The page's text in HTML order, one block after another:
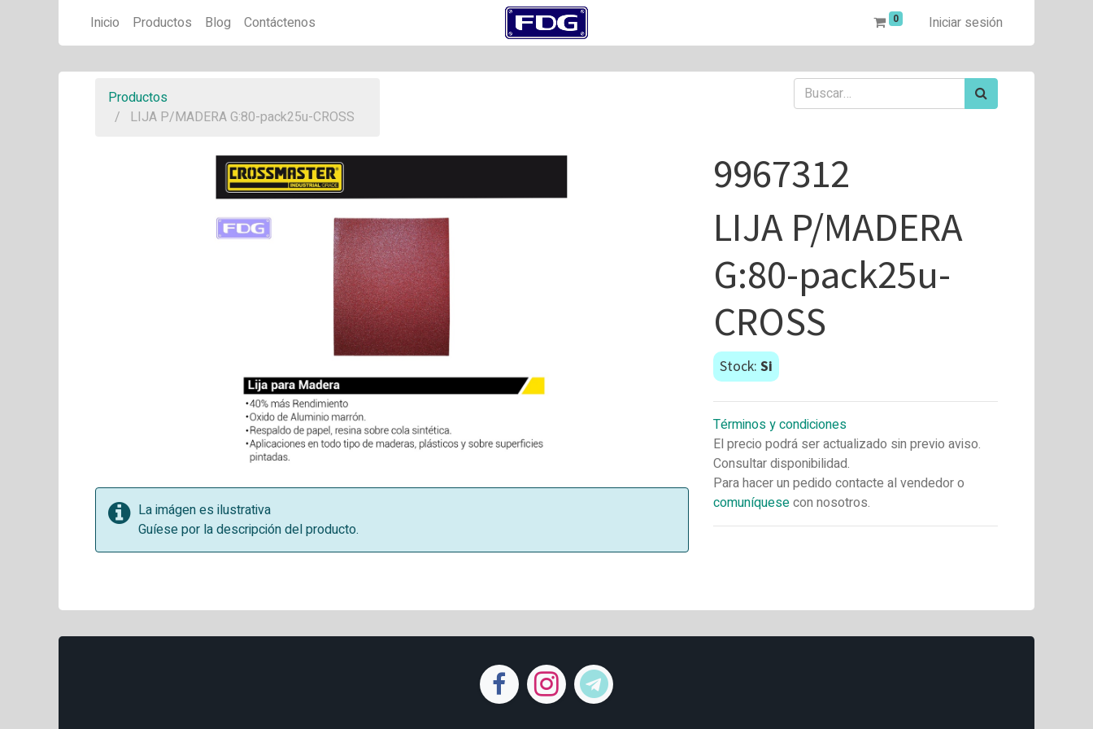
Inicio Productos Blog Contáctenos 0 Iniciar sesión
Productos
LIJA P/MADERA G:80-pack25u-CROSS
La imágen es ilustrativa
Guíese por la descripción del producto.
9967312
LIJA P/MADERA
G:80-pack25u-
CROSS
Stock: Si
Términos y condiciones
El precio podrá ser actualizado sin previo aviso.
Consultar disponibilidad.
Para hacer un pedido contacte al vendedor o
comuníquesecon nosotros.